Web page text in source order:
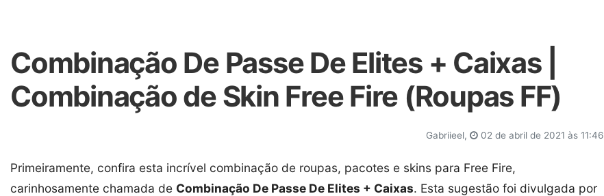
Combinação De Passe De Elites + Caixas |
Combinação de Skin Free Fire (Roupas FF)
Gabriieel, 02 de abril de 2021 às 11:46
Primeiramente, confira esta incrível combinação de roupas, pacotes e skins para Free Fire,
carinhosamente chamada de Combinação De Passe De Elites + Caixas. Esta sugestão foi divulgada por